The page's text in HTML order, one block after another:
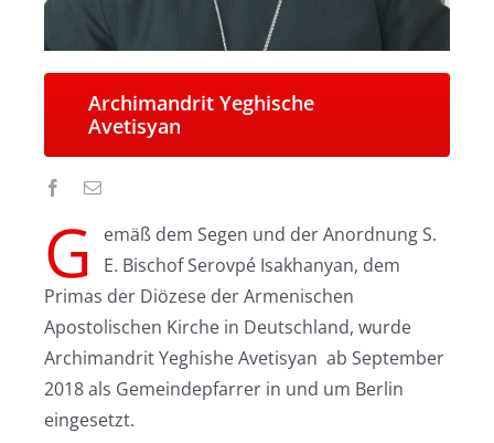
Archimandrit Yeghische
Avetisyan
G
emäß dem Segen und der Anordnung S.
E. Bischof Serovpé Isakhanyan, dem
Primas der Diözese der Armenischen
Apostolischen Kirche in Deutschland, wurde
Archimandrit Yeghishe Avetisyan ab September
2018 als Gemeindepfarrer in und um Berlin
eingesetzt.